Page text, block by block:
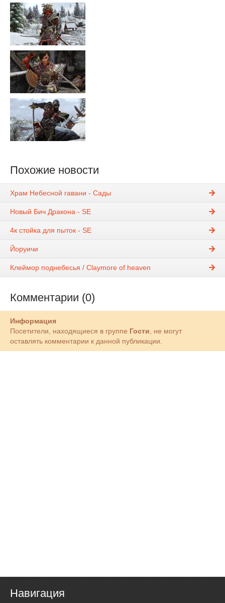
Похожие новости
Храм Небесной гавани - Сады
Новый Бич Дракона - SE
4к стойка для пыток - SE
Йоруичи
Клеймор поднебесья / Claymore of heaven
Комментарии (0)
Информация
Посетители, находящиеся в группе Гости, не могут
оставлять комментарии к данной публикации.
Навигация